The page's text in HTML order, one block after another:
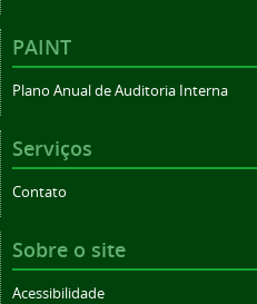
PAINT
Plano Anual de Auditoria Interna
Serviços
Contato
Sobre o site
Acessibilidade